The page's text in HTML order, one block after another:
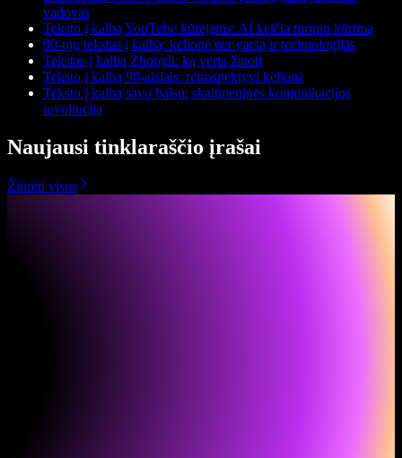
vadovas
Teksto į kalbą YouTube kūrėjams: AI keičia turinio kūrimą
90-ųjų tekstas į kalbą: kelionė per garsą ir technologijas
Tekstas į kalbą Zhongli: ką verta žinoti
Teksto į kalbą 90-aisiais: retrospektyvi kelionė
Teksto į kalbą savo balsu: skaitmeninės komunikacijos
revoliucija
Naujausi tinklaraščio įrašai
Žiūrėti visus